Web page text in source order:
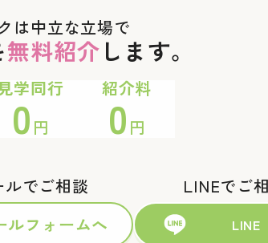
は中立な立場で
無料紹介 します。
見学同行
0 円
紹介料
0 円
ルでご相談
ルフォームへ
LINEでご
LINE